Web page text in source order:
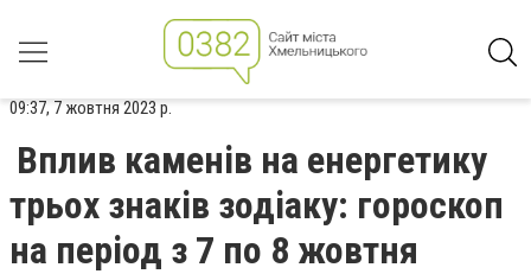
09:37, 7 жовтня 2023 р.
Вплив каменів на енергетику
трьох знаків зодіаку: гороскоп
на період з 7 по 8 жовтня